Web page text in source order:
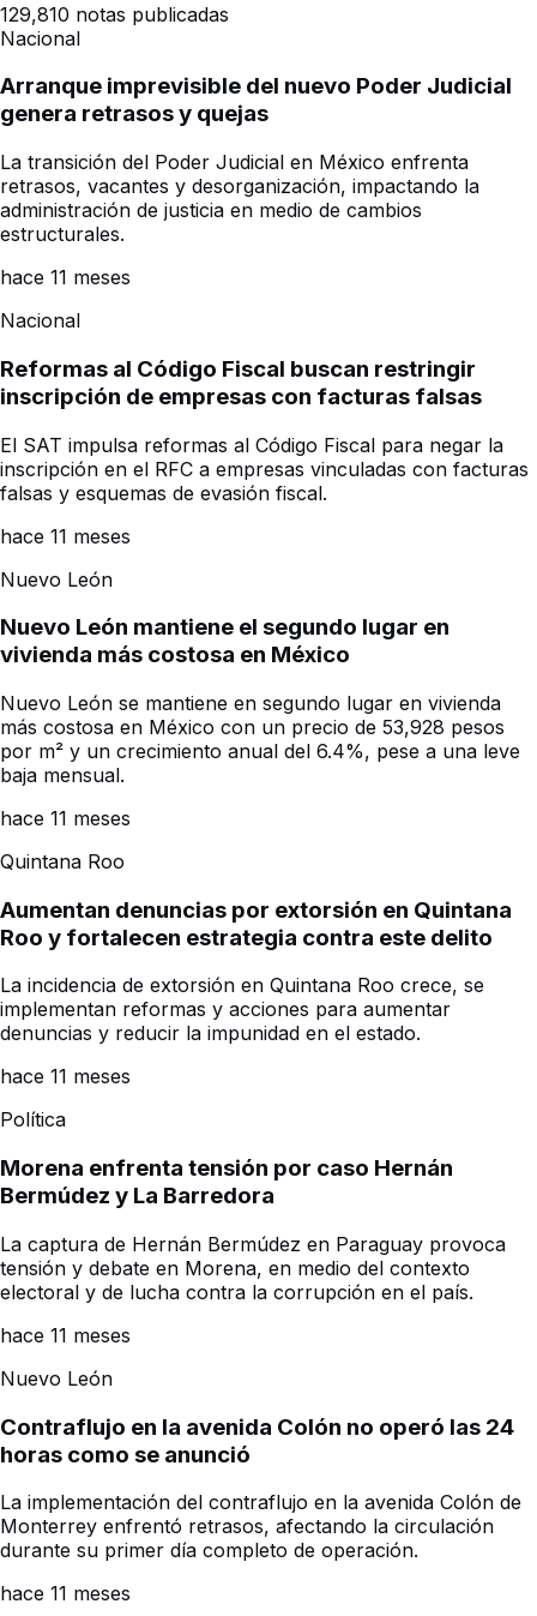
129,810 notas publicadas
Nacional
Arranque imprevisible del nuevo Poder Judicial
genera retrasos y quejas
La transición del Poder Judicial en México enfrenta
retrasos, vacantes y desorganización, impactando la
administración de justicia en medio de cambios
estructurales.
hace 11 meses
Nacional
Reformas al Código Fiscal buscan restringir
inscripción de empresas con facturas falsas
El SAT impulsa reformas al Código Fiscal para negar la
inscripción en el RFC a empresas vinculadas con facturas
falsas y esquemas de evasión fiscal.
hace 11 meses
Nuevo León
Nuevo León mantiene el segundo lugar en
vivienda más costosa en México
Nuevo León se mantiene en segundo lugar en vivienda
más costosa en México con un precio de 53,928 pesos
por m² y un crecimiento anual del 6.4%, pese a una leve
baja mensual.
hace 11 meses
Quintana Roo
Aumentan denuncias por extorsión en Quintana
Roo y fortalecen estrategia contra este delito
La incidencia de extorsión en Quintana Roo crece, se
implementan reformas y acciones para aumentar
denuncias y reducir la impunidad en el estado.
hace 11 meses
Política
Morena enfrenta tensión por caso Hernán
Bermúdez y La Barredora
La captura de Hernán Bermúdez en Paraguay provoca
tensión y debate en Morena, en medio del contexto
electoral y de lucha contra la corrupción en el país.
hace 11 meses
Nuevo León
Contraflujo en la avenida Colón no operó las 24
horas como se anunció
La implementación del contraflujo en la avenida Colón de
Monterrey enfrentó retrasos, afectando la circulación
durante su primer día completo de operación.
hace 11 meses